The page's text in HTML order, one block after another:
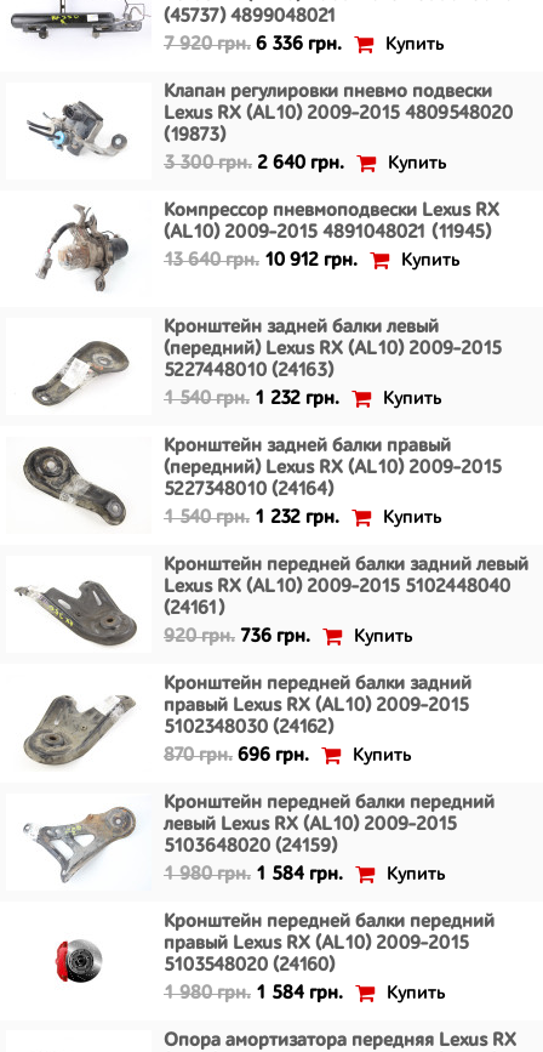
(45737) 4899048021
7 920 грн. 6 336 грн. Купить
Клапан регулировки пневмо подвески
Lexus RX (AL10) 2009-2015 4809548020
(19873)
3 300 грн. 2 640 грн. Купить
Компрессор пневмоподвески Lexus RX
(AL10) 2009-2015 4891048021 (11945)
13 640 грн. 10 912 грн. Купить
Кронштейн задней балки левый
(передний) Lexus RX (AL10) 2009-2015
5227448010 (24163)
1 540 грн. 1 232 грн. Купить
Кронштейн задней балки правый
(передний) Lexus RX (AL10) 2009-2015
5227348010 (24164)
1 540 грн. 1 232 грн. Купить
Кронштейн передней балки задний левый
Lexus RX (AL10) 2009-2015 5102448040
(24161)
920 грн. 736 грн. Купить
Кронштейн передней балки задний
правый Lexus RX (AL10) 2009-2015
5102348030 (24162)
870 грн. 696 грн. Купить
Кронштейн передней балки передний
левый Lexus RX (AL10) 2009-2015
5103648020 (24159)
1 980 грн. 1 584 грн. Купить
Кронштейн передней балки передний
правый Lexus RX (AL10) 2009-2015
5103548020 (24160)
1 980 грн. 1 584 грн. Купить
Опора амортизатора передняя Lexus RX